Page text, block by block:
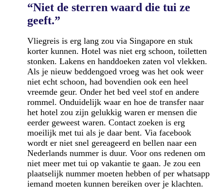
“Niet de sterren waard die tui ze
geeft.”
Vliegreis is erg lang zou via Singapore en stuk
korter kunnen. Hotel was niet erg schoon, toiletten
stonken. Lakens en handdoeken zaten vol vlekken.
Als je nieuw beddengoed vroeg was het ook weer
niet echt schoon, had bovendien ook een heel
vreemde geur. Onder het bed veel stof en andere
rommel. Onduidelijk waar en hoe de transfer naar
het hotel zou zijn gelukkig waren er mensen die
eerder geweest waren. Contact zoeken is erg
moeilijk met tui als je daar bent. Via facebook
wordt er niet snel gereageerd en bellen naar een
Nederlands nummer is duur. Voor ons redenen om
niet meer met tui op vakantie te gaan. Je zou een
plaatselijk nummer moeten hebben of per whatsapp
iemand moeten kunnen bereiken over je klachten.